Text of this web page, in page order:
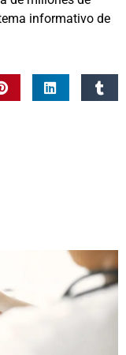
informativo de